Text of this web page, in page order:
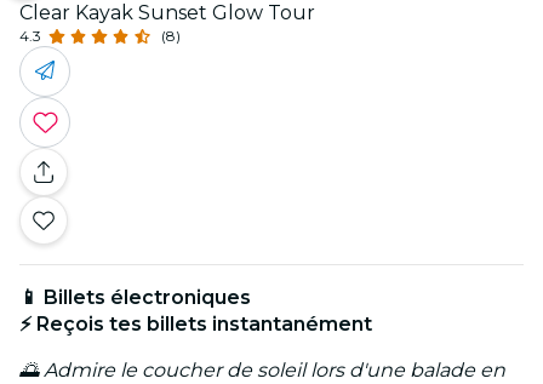
Clear Kayak Sunset Glow Tour
4.3 (8)
📱 Billets électroniques
⚡ Reçois tes billets instantanément
🌅 Admire le coucher de soleil lors d'une balade en